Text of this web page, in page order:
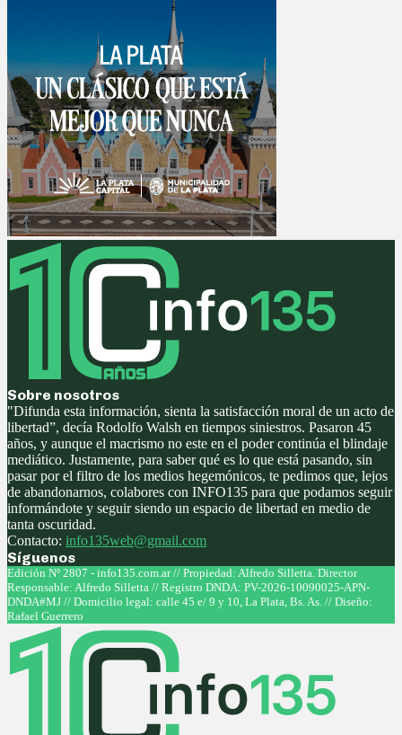
Sobre nosotros
"Difunda esta información, sienta la satisfacción moral de un acto de
libertad”, decía Rodolfo Walsh en tiempos siniestros. Pasaron 45
años, y aunque el macrismo no este en el poder continúa el blindaje
mediático. Justamente, para saber qué es lo que está pasando, sin
pasar por el filtro de los medios hegemónicos, te pedimos que, lejos
de abandonarnos, colabores con INFO135 para que podamos seguir
informándote y seguir siendo un espacio de libertad en medio de
tanta oscuridad.
Contacto: info135web@gmail.com
Síguenos
Facebook
Twitter
Instagram
Youtube
Edición Nº 2807 - info135.com.ar // Propiedad: Alfredo Silletta. Director
Responsable: Alfredo Silletta // Registro DNDA: PV-2026-10090025-APN-
DNDA#MJ // Domicilio legal: calle 45 e/ 9 y 10, La Plata, Bs. As. // Diseño:
Rafael Guerrero